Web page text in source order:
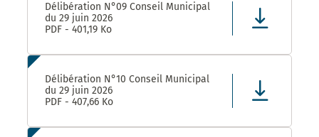
Délibération N°09 Conseil Municipal
du 29 juin 2026
PDF - 401,19 Ko
Délibération N°10 Conseil Municipal
du 29 juin 2026
PDF - 407,66 Ko